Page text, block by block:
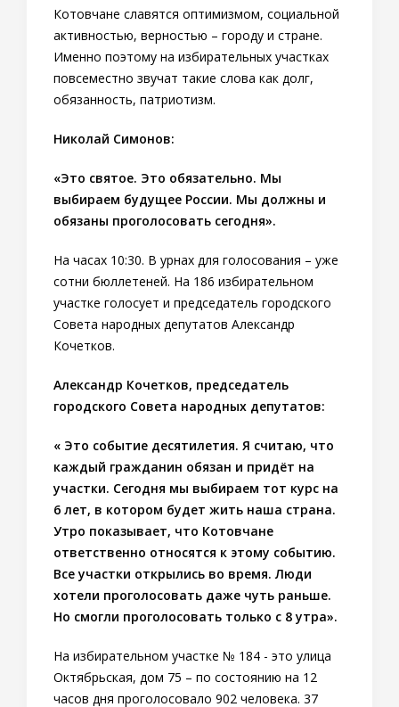
Котовчане славятся оптимизмом, социальной
активностью, верностью – городу и стране.
Именно поэтому на избирательных участках
повсеместно звучат такие слова как долг,
обязанность, патриотизм.
Николай Симонов:
«Это святое. Это обязательно. Мы
выбираем будущее России. Мы должны и
обязаны проголосовать сегодня».
На часах 10:30. В урнах для голосования – уже
сотни бюллетеней. На 186 избирательном
участке голосует и председатель городского
Совета народных депутатов Александр
Кочетков.
Александр Кочетков, председатель
городского Совета народных депутатов:
« Это событие десятилетия. Я считаю, что
каждый гражданин обязан и придёт на
участки. Сегодня мы выбираем тот курс на
6 лет, в котором будет жить наша страна.
Утро показывает, что Котовчане
ответственно относятся к этому событию.
Все участки открылись во время. Люди
хотели проголосовать даже чуть раньше.
Но смогли проголосовать только с 8 утра».
На избирательном участке № 184 - это улица
Октябрьская, дом 75 – по состоянию на 12
часов дня проголосовало 902 человека. 37